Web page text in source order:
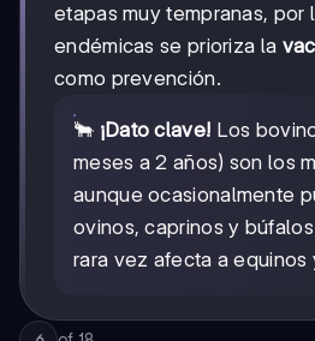
etapas muy tempranas, por
endémicas se prioriza la
como prevención.
🐂 ¡Dato clave! Los
meses a 2 años) son los
aunque ocasionalmente
ovinos, caprinos y
rara vez afecta a equinos